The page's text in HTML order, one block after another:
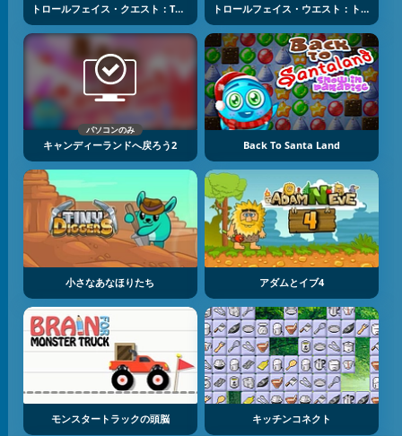
トロールフェイス・クエスト：TVショー トロールフェイス・ウエスト：トロールチューブ
パソコンのみ
キャンディーランドへ戻ろう2 Back To Santa Land
小さなあなほりたち アダムとイブ4
モンスタートラックの頭脳 キッチンコネクト